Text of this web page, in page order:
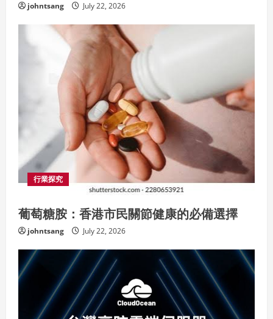
johntsang July 22, 2026
行業探究
葡萄糖胺：香港市民關節健康的必備選擇
johntsang July 22, 2026